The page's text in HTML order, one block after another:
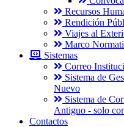
Recursos
Rendición
Viajes al
Marco
Sistemas
Correo
Sistema de
Nuevo
Sistema de
Antiguo - solo
Contactos